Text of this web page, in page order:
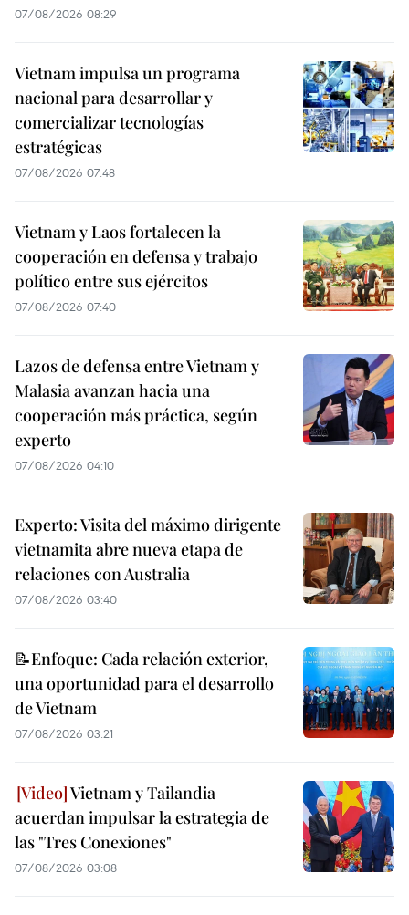
07/08/2026 08:29
Vietnam impulsa un programa
nacional para desarrollar y
comercializar tecnologías
estratégicas
07/08/2026 07:48
Vietnam y Laos fortalecen la
cooperación en defensa y trabajo
político entre sus ejércitos
07/08/2026 07:40
Lazos de defensa entre Vietnam y
Malasia avanzan hacia una
cooperación más práctica, según
experto
07/08/2026 04:10
Experto: Visita del máximo dirigente
vietnamita abre nueva etapa de
relaciones con Australia
07/08/2026 03:40
📝Enfoque: Cada relación exterior,
una oportunidad para el desarrollo
de Vietnam
07/08/2026 03:21
Vietnam y Tailandia
acuerdan impulsar la estrategia de
las "Tres Conexiones"
07/08/2026 03:08